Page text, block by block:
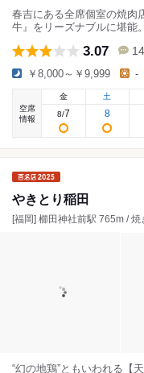
春吉にある全席個室の焼肉
牛』をリーズナブルに堪能。
3.07 14
￥8,000～￥9,999 -
空席
情報
金
8/7
土
8
やきとり稲田
[福岡] 櫛田神社前駅 765m /
“幻の地鶏”ともいわれる【